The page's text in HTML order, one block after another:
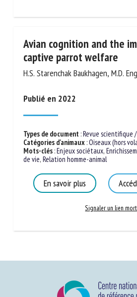
Avian cognition and the
captive parrot welfare
H.S. Starenchak Baukhagen, M.D.
Publié en 2022
Types de document :Revue scientifique
Catégories d'animaux:Oiseaux (hors
Mots-clés:Enjeux sociétaux,
de vie, Relation homme-animal
En savoir plus
Signaler un lien mort